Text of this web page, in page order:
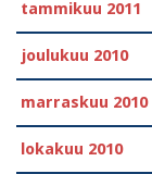
tammikuu 2011
joulukuu 2010
marraskuu 2010
lokakuu 2010